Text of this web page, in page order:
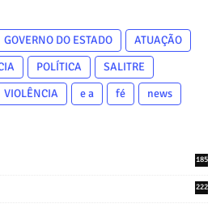
GOVERNO DO ESTADO
ATUAÇÃO
POLÍTICA
SALITRE
VIOLÊNCIA e a fé news
185
222